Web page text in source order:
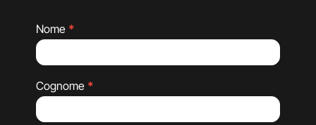
Annuncio
Color
Selection
Nome *
Cognome *